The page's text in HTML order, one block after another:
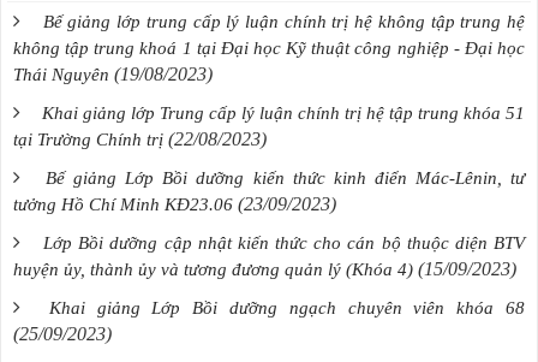
Bế giảng lớp trung cấp lý luận chính trị hệ không tập trung hệ
không tập trung khoá 1 tại Đại học Kỹ thuật công nghiệp - Đại học
Thái Nguyên (19/08/2023)
Khai giảng lớp Trung cấp lý luận chính trị hệ tập trung khóa 51
tại Trường Chính trị (22/08/2023)
Bế giảng Lớp Bồi dưỡng kiến thức kinh điển Mác-Lênin, tư
tưởng Hồ Chí Minh KĐ23.06 (23/09/2023)
Lớp Bồi dưỡng cập nhật kiến thức cho cán bộ thuộc diện BTV
huyện ủy, thành ủy và tương đương quản lý (Khóa 4) (15/09/2023)
Khai giảng Lớp Bồi dưỡng ngạch chuyên viên khóa 68
(25/09/2023)